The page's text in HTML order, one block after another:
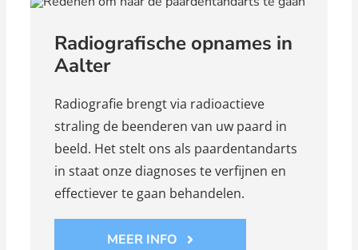
Radiografische opnames in
Aalter
Radiografie brengt via radioactieve
straling de beenderen van uw paard in
beeld. Het stelt ons als paardentandarts
in staat onze diagnoses te verfijnen en
effectiever te gaan behandelen.
MEER INFO